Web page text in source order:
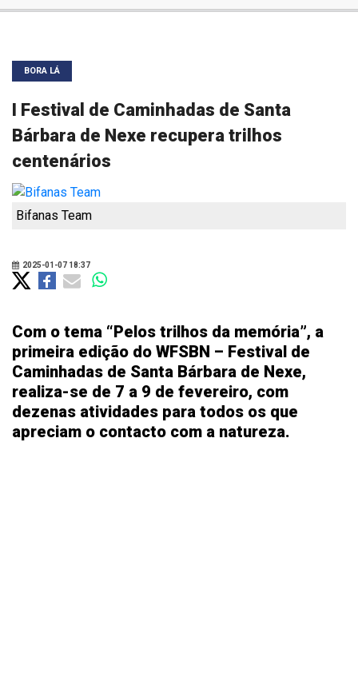
BORA LÁ
I Festival de Caminhadas de Santa
Bárbara de Nexe recupera trilhos
centenários
Bifanas Team
2025-01-07 18:37
Com o tema “Pelos trilhos da memória”, a
primeira edição do WFSBN – Festival de
Caminhadas de Santa Bárbara de Nexe,
realiza-se de 7 a 9 de fevereiro, com
dezenas atividades para todos os que
apreciam o contacto com a natureza.